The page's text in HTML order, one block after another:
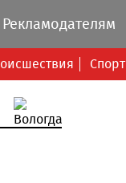
Спорт
Рекламодателям